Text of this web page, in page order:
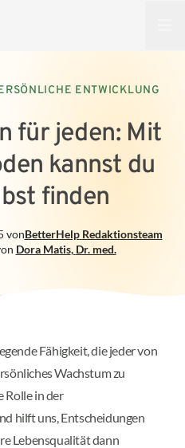
ENTWICKLUNG
für jeden: Mit
kannst du
finden
Dora Matis, Dr. med.
vonBetterHelp Redaktionsteam
Fähigkeit, die jeder von
Wachstum zu
Rolle in der
hilft uns, Entscheidungen
Lebensqualität dann